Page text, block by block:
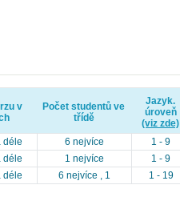
v
Počet studentů ve
třídě
Jazyk.
úroveň
(viz zde)
déle 6 nejvíce
1 - 9
déle 1 nejvíce
1 - 9
déle 6 nejvíce , 1 1 - 19